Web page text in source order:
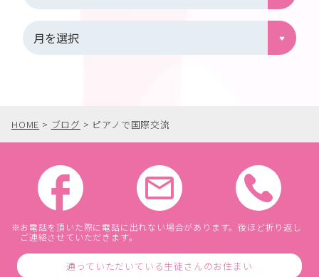
HOME > ブログ > ピアノで国際交流
お電話を頂いた際に電話に出れない場合があります。後ほど折り返し
ご連絡させていただきます。
通っていただいている生徒さんのお住まい